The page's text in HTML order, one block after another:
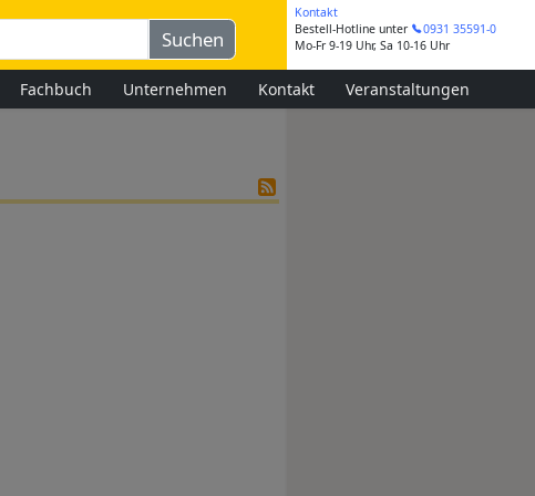
Kontakt
Bestell-Hotline unter
0931 35591-0
Mo-Fr 9-19 Uhr, Sa 10-16 Uhr
Fachbuch Unternehmen Kontakt Veranstaltungen